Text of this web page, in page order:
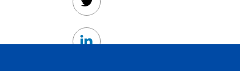
Twitter
Linkedin